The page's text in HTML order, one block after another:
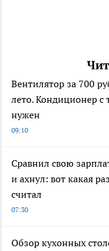
Вентилятор за 700
лето. Кондиционер
нужен
09:10
Сравнил свою
и ахнул: вот какая
считал
07:30
Обзор кухонных